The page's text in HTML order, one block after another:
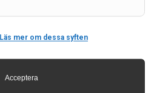
Läs mer om dessa syften
Acceptera